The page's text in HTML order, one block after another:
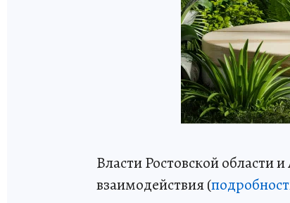
Власти Ростовской области
взаимодействия (